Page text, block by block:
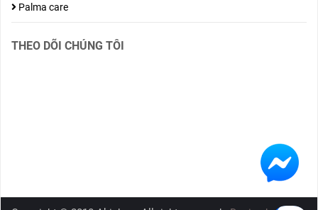
Palma care
THEO DÕI CHÚNG TÔI